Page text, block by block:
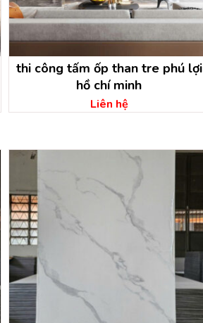
thi công tấm ốp than tre phú lợi
hồ chí minh
Liên hệ